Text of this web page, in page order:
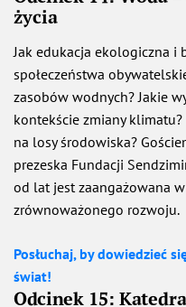
życia
Jak edukacja ekologiczna
społeczeństwa
zasobów wodnych? Jakie
kontekście zmiany
na losy środowiska?
prezeska Fundacji
od lat jest zaangażowana
zrównoważonego rozwoju.
Posłuchaj, by dowiedzieć
świat!
Odcinek 15: